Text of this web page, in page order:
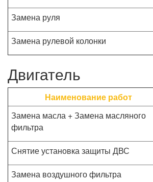
Замена руля
Замена рулевой колонки
Двигатель
Наименование работ
Замена масла + Замена масляного
фильтра
Снятие установка защиты ДВС
Замена воздушного фильтра